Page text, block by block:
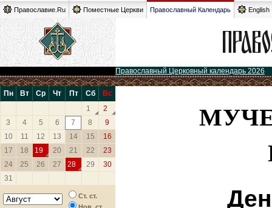
Православие.Ru Поместные Церкви Православный Календарь English
Православный Церковный календарь 2026
Пн Вт Ср Чт Пт Сб
Вс
1
2
3
4 5 6 7 8
9
10
11 12 13 14 15
16
17
18 19 20 21 22
23
24
25 26 27 28 29
30
31
Ст. ст.